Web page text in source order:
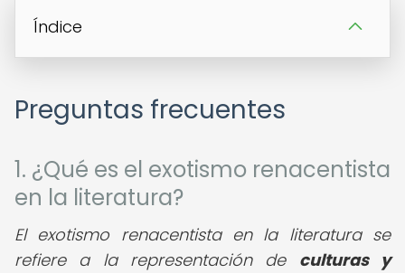
Índice
Preguntas frecuentes
1. ¿Qué es el exotismo renacentista
en la literatura?
El exotismo renacentista en la literatura se
refiere a la representación de culturas y